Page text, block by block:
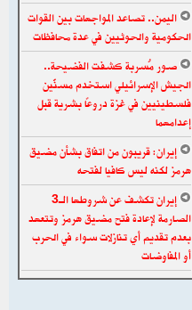
اليمن.. تصاعد المواجهات بين القوات
الحكومية والحوثيين في عدة محافظات
صور مُسربة كشفت الفضيحة..
الجيش الإسرائيلي استخدم مسنَّين
فلسطينيين في غزة دروعًا بشرية قبل
إعدامهما
إيران: قريبون من اتفاق بشأن مضيق
هرمز لكنه ليس كافيا لفتحه
إيران تكشف عن شروطها الـ3
الصارمة لإعادة فتح مضيق هرمز وتتعهد
بعدم تقديم أي تنازلات سواء في الحرب
أو المفاوضات